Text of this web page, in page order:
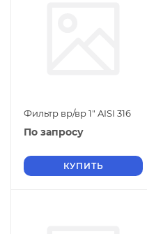
Фильтр вр/вр 1" AISI 316
По запросу
КУПИТЬ